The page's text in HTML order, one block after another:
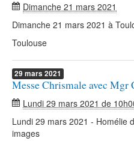
Dimanche 21 mars 2021
Dimanche 21 mars 2021 à
Toulouse
29 mars 2021
Messe Chrismale avec Mgr
Lundi 29 mars 2021 de
Lundi 29 mars 2021 - Homélie
images